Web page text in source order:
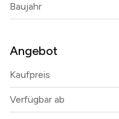
Baujahr
Angebot
Kaufpreis
Verfügbar ab